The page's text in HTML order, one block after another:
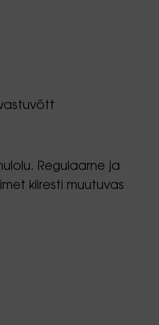
Regulaarne ja
kiiresti muutuvas